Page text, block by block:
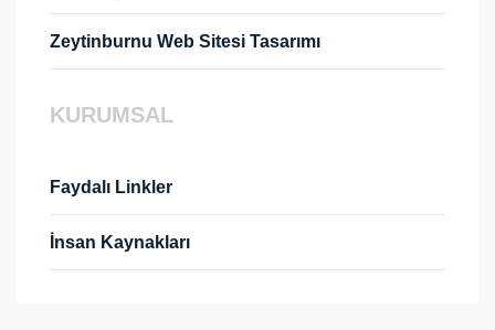
Zeytinburnu Web Sitesi Tasarımı
KURUMSAL
Faydalı Linkler
İnsan Kaynakları